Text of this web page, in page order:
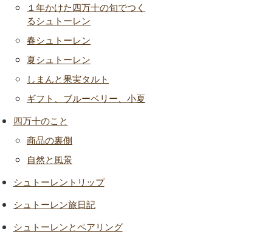
１年かけた四万十の旬でつく
るシュトーレン
春シュトーレン
夏シュトーレン
しまんと果実タルト
ギフト、ブルーベリー、小夏
四万十のこと
商品の裏側
自然と風景
シュトーレントリップ
シュトーレン旅日記
シュトーレンとペアリング